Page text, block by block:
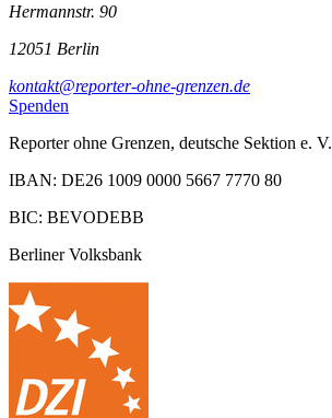
Hermannstr. 90
12051 Berlin
kontakt@reporter-ohne-grenzen.de
Spenden
Reporter ohne Grenzen, deutsche Sektion e. V.
IBAN: DE26 1009 0000 5667 7770 80
BIC: BEVODEBB
Berliner Volksbank